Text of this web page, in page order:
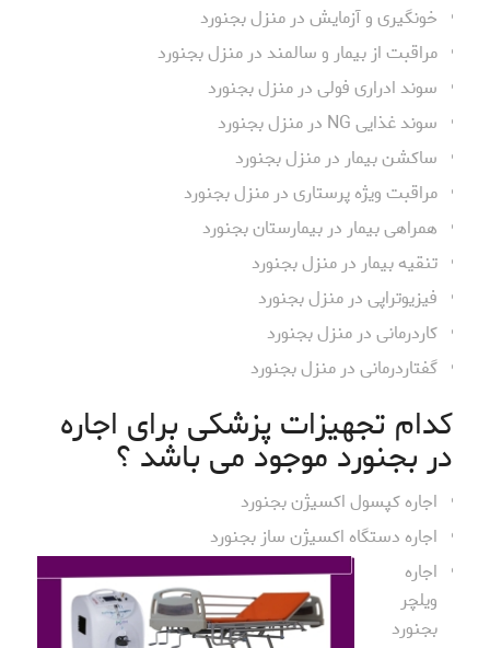
خونگیری و آزمایش در منزل بجنورد
مراقبت از بیمار و سالمند در منزل بجنورد
سوند ادراری فولی در منزل بجنورد
سوند غذایی NG در منزل بجنورد
ساکشن بیمار در منزل بجنورد
مراقبت ویژه پرستاری در منزل بجنورد
همراهی بیمار در بیمارستان بجنورد
تنقیه بیمار در منزل بجنورد
فیزیوتراپی در منزل بجنورد
کاردرمانی در منزل بجنورد
گفتاردرمانی در منزل بجنورد
کدام تجهیزات پزشکی برای اجاره
در بجنورد موجود می باشد ؟
اجاره کپسول اکسیژن بجنورد
اجاره دستگاه اکسیژن ساز بجنورد
اجاره
ویلچر
بجنورد